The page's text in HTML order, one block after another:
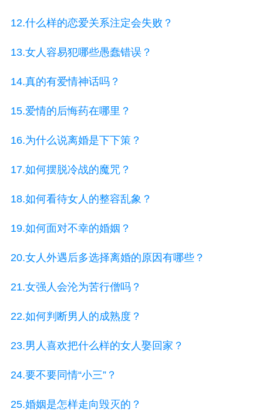
12.什么样的恋爱关系注定会失败？
13.女人容易犯哪些愚蠢错误？
14.真的有爱情神话吗？
15.爱情的后悔药在哪里？
16.为什么说离婚是下下策？
17.如何摆脱冷战的魔咒？
18.如何看待女人的整容乱象？
19.如何面对不幸的婚姻？
20.女人外遇后多选择离婚的原因有哪些？
21.女强人会沦为苦行僧吗？
22.如何判断男人的成熟度？
23.男人喜欢把什么样的女人娶回家？
24.要不要同情“小三”？
25.婚姻是怎样走向毁灭的？